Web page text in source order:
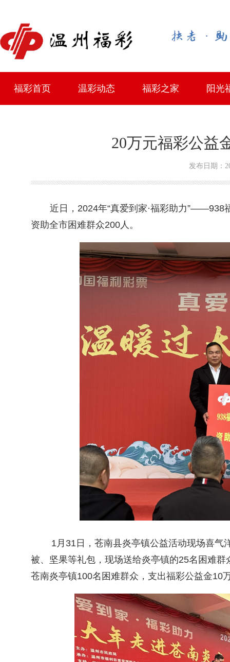
福彩首页 温彩动态 福彩之家 阳光
20万元福彩公益
发布日期：
近日， 2024年“真爱到家·福彩助力”——938
资助全市困难群众200人。
1月 31 日，苍南县炎亭镇公益活动现场喜
被、坚果等礼包，现场送给炎亭镇的25名困难群
苍南炎亭镇100名困难群众，支出福彩公益金10